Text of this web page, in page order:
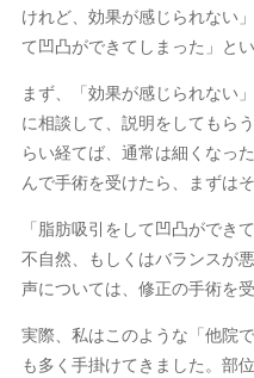
けれど、効果が感じられない
て凹凸ができてしまった」と
まず、「効果が感じられない
に相談して、説明をしてもら
らい経てば、通常は細くなっ
んで手術を受けたら、まずは
「脂肪吸引をして凹凸ができ
不自然、もしくはバランスが
声については、修正の手術を
実際、私はこのような「他院
も多く手掛けてきました。部